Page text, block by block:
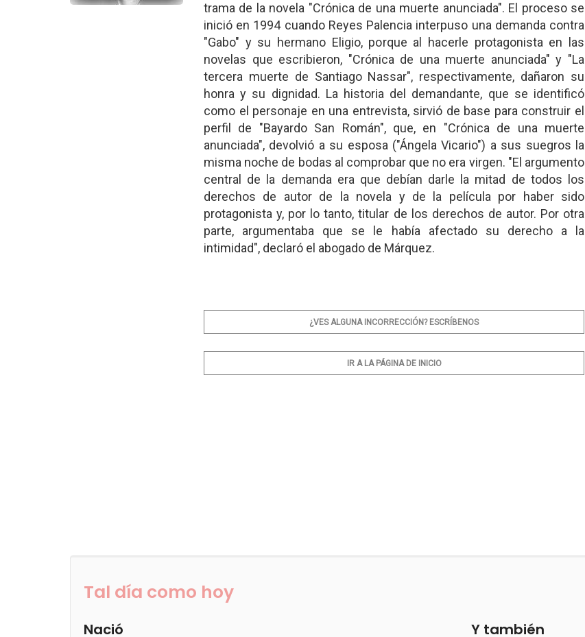
trama de la novela "Crónica de una muerte anunciada". El proceso se
inició en 1994 cuando Reyes Palencia interpuso una demanda contra
"Gabo" y su hermano Eligio, porque al hacerle protagonista en las
novelas que escribieron, "Crónica de una muerte anunciada" y "La
tercera muerte de Santiago Nassar", respectivamente, dañaron su
honra y su dignidad. La historia del demandante, que se identificó
como el personaje en una entrevista, sirvió de base para construir el
perfil de "Bayardo San Román", que, en "Crónica de una muerte
anunciada", devolvió a su esposa ("Ángela Vicario") a sus suegros la
misma noche de bodas al comprobar que no era virgen. "El argumento
central de la demanda era que debían darle la mitad de todos los
derechos de autor de la novela y de la película por haber sido
protagonista y, por lo tanto, titular de los derechos de autor. Por otra
parte, argumentaba que se le había afectado su derecho a la
intimidad", declaró el abogado de Márquez.
¿VES ALGUNA INCORRECCIÓN? ESCRÍBENOS
IR A LA PÁGINA DE INICIO
Tal día como hoy
Nació Y también